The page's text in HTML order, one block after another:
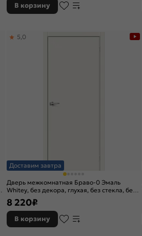
В корзину
Доставим завтра
Дверь межкомнатная Браво-0 Эмаль
Whitey, без декора, глухая, без стекла, без
кромки, каркасно-щитовая
5,0
8 220₽
В корзину